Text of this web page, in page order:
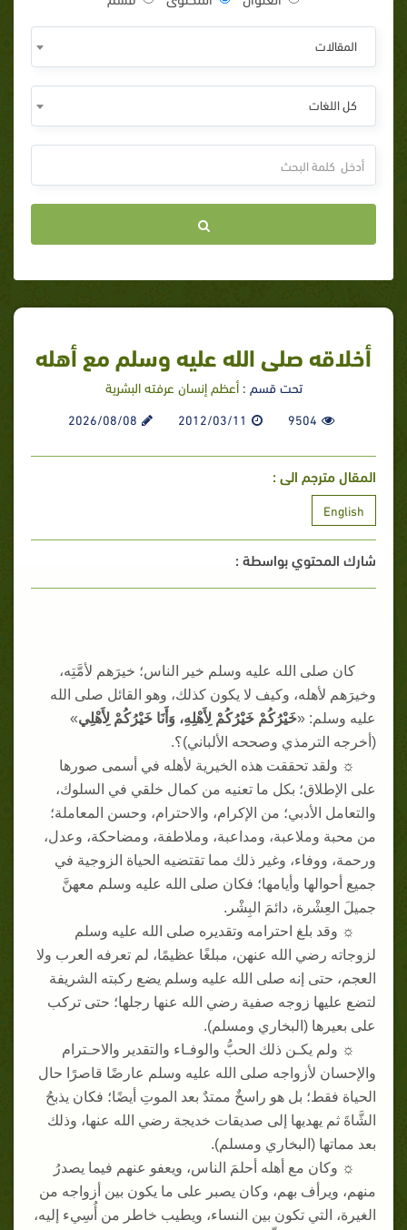
المقالات
كل اللغات
أخلاقه صلى الله عليه وسلم مع أهله
تحت قسم :أعظم إنسان عرفته البشرية
9504
2012/03/11
2026/08/08
المقال مترجم الى :
English
شارك المحتوي بواسطة :
كان صلى الله عليه وسلم خير الناس؛ خيرَهم لأمَّتِه،
وخيرَهم لأهله، وكيف لا يكون كذلك، وهو القائل صلى الله
عليه وسلم: «خَيْرُكُمْ خَيْرُكُمْ لِأَهْلِهِ، وَأَنَا خَيْرُكُمْ لِأَهْلِي»
( أخرجه الترمذي وصححه الألباني)؟.
☼ ولقد تحققت هذه الخيرية لأهله في أسمى صورها
على الإطلاق؛ بكل ما تعنيه من كمال خلقي في السلوك،
والتعامل الأدبي؛ من الإكرام، والاحترام، وحسن المعاملة؛
من محبة وملاعبة، ومداعبة، وملاطفة، ومضاحكة، وعدل،
ورحمة، ووفاء، وغير ذلك مما تقتضيه الحياة الزوجية في
جميع أحوالها وأيامها؛ فكان صلى الله عليه وسلم معهنَّ
جميلَ العِشْرة، دائمَ البِشْر .
☼ وقد بلغ احترامه وتقديره صلى الله عليه وسلم
لزوجاته رضي الله عنهن، مبلغًا عظيمًا، لم تعرفه العرب ولا
العجم، حتى إنه صلى الله عليه وسلم يضع ركبته الشريفة
لتضع عليها زوجه صفية رضي الله عنها رجلها؛ حتى تركب
على بعيرها ( البخاري ومسلم).
☼ ولم يكـن ذلك الحبُّ والوفـاء والتقدير والاحـترام
والإحسان لأزواجه صلى الله عليه وسلم عارضًا قاصرًا حال
الحياة فقط؛ بل هو راسخٌ ممتدٌ بعد الموتِ أيضًا؛ فكان يذبحُ
الشَّاةَ ثم يهديها إلى صديقات خديجة رضي الله عنها، وذلك
بعد مماتها ( البخاري ومسلم).
☼ وكان مع أهله أحلمَ الناس، ويعفو عنهم فيما يصدرُ
منهم، ويرأف بهم، وكان يصبر على ما يكون بين أزواجه من
الغيرة، التي تكون بين النساء، ويطيب خاطر من أُسِيء إليه،